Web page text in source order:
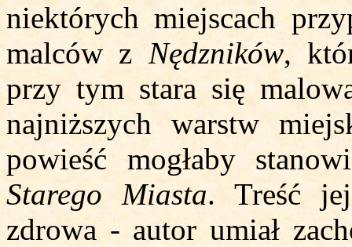
niektórych miejscach
malców z Nędzników,
przy tym stara się
najniższych warstw
powieść mogłaby
Starego Miasta. Treść
zdrowa - autor umiał